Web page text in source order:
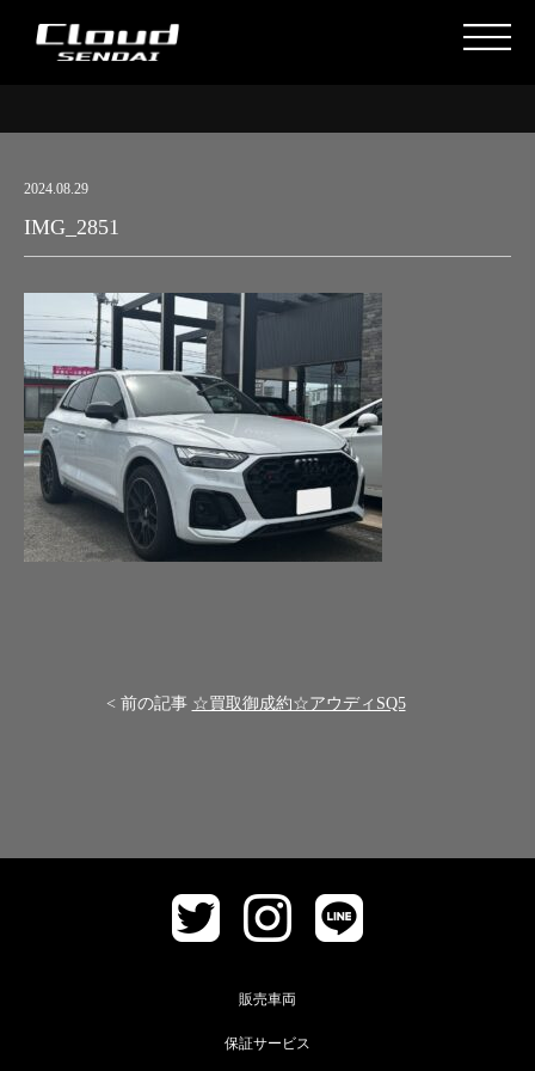
2024.08.29
IMG_2851
< 前の記事 ☆買取御成約☆アウディSQ5
販売車両
保証サービス